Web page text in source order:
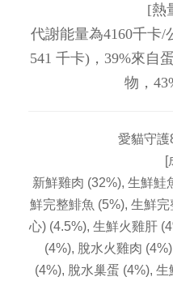
[熱
代謝能量為4160千卡/
541 千卡)，39%來自
物，
愛貓守護
[
新鮮雞肉 (32%), 生鮮鮭
鮮完整鯡魚 (5%), 生鮮
心) (4.5%), 生鮮火雞肝
(4%), 脫水火雞肉
(4%), 脫水巢蛋 (4%),